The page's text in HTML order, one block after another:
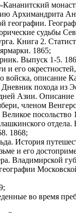
Архимандрита
географии.
судьбы
Книга 2.
1865;
Выпуск 1-5.
его
описание
похода из
Азии. Описание
членом
посольство
отдела.
1868;
История
и его
Владимирской
во время